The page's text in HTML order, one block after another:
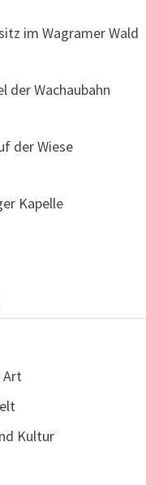
im Wagramer Wald
der Wachaubahn
der Wiese
Kapelle
Art
Kultur